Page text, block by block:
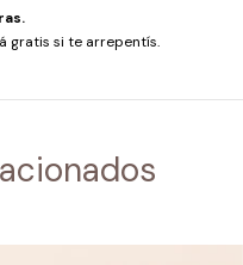
gratis si te arrepentís.